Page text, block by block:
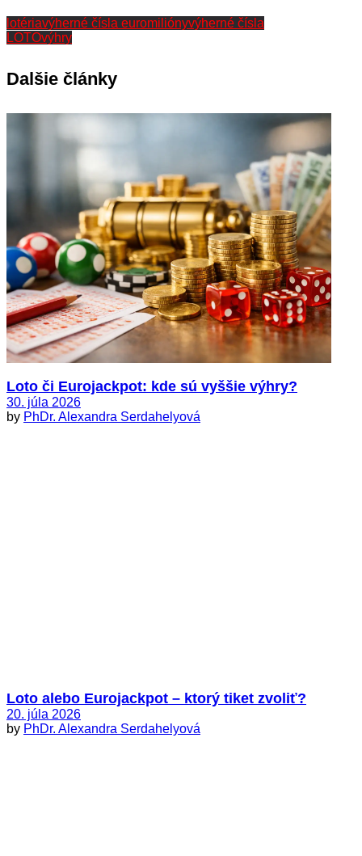
lotériavýherné čísla euromiliónyvýherné čísla
LOTOvýhry
Dalšie články
Loto či Eurojackpot: kde sú vyššie výhry?
30. júla 2026
by PhDr. Alexandra Serdahelyová
Loto alebo Eurojackpot – ktorý tiket zvoliť?
20. júla 2026
by PhDr. Alexandra Serdahelyová